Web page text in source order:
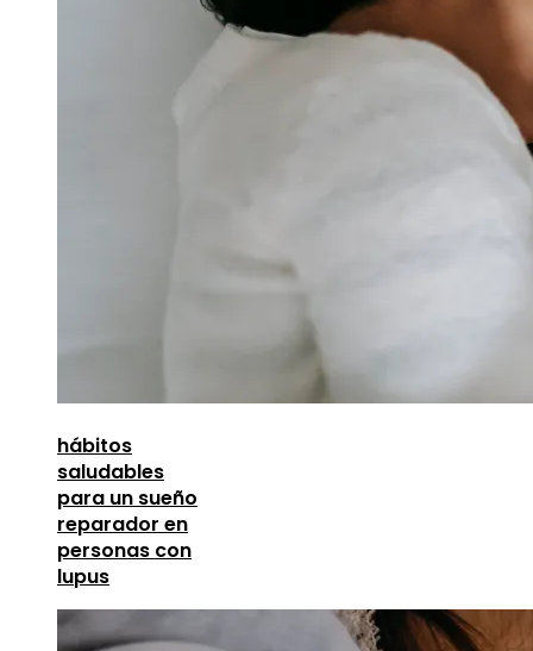
hábitos
saludables
para un sueño
reparador en
personas con
lupus